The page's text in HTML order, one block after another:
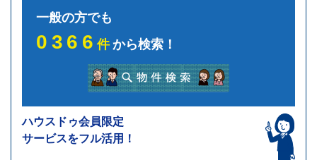
一般の方でも
0366件から検索！
ハウスドゥ会員限定
サービスをフル活用！